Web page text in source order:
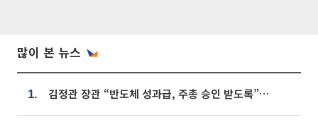
많이 본 뉴스
1. 김정관 장관 “반도체 성과급, 주총 승인 받도록”…상법·자본시장법 개정 시사